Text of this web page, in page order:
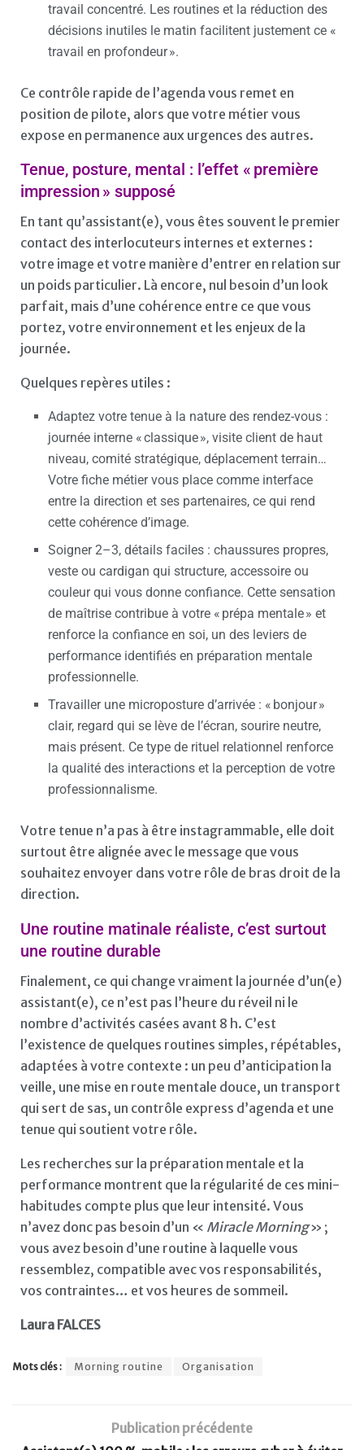
travail concentré. Les routines et la réduction des
décisions inutiles le matin facilitent justement ce «
travail en profondeur ».
Ce contrôle rapide de l’agenda vous remet en
position de pilote, alors que votre métier vous
expose en permanence aux urgences des autres.
Tenue, posture, mental : l’effet « première
impression » supposé
En tant qu’assistant(e), vous êtes souvent le premier
contact des interlocuteurs internes et externes :
votre image et votre manière d’entrer en relation sur
un poids particulier. Là encore, nul besoin d’un look
parfait, mais d’une cohérence entre ce que vous
portez, votre environnement et les enjeux de la
journée.
Quelques repères utiles :
Adaptez votre tenue à la nature des rendez-vous :
journée interne « classique », visite client de haut
niveau, comité stratégique, déplacement terrain…
Votre fiche métier vous place comme interface
entre la direction et ses partenaires, ce qui rend
cette cohérence d’image.
Soigner 2–3, détails faciles : chaussures propres,
veste ou cardigan qui structure, accessoire ou
couleur qui vous donne confiance. Cette sensation
de maîtrise contribue à votre « prépa mentale » et
renforce la confiance en soi, un des leviers de
performance identifiés en préparation mentale
professionnelle.
Travailler une microposture d’arrivée : « bonjour »
clair, regard qui se lève de l’écran, sourire neutre,
mais présent. Ce type de rituel relationnel renforce
la qualité des interactions et la perception de votre
professionnalisme.
Votre tenue n’a pas à être instagrammable, elle doit
surtout être alignée avec le message que vous
souhaitez envoyer dans votre rôle de bras droit de la
direction.
Une routine matinale réaliste, c’est surtout
une routine durable
Finalement, ce qui change vraiment la journée d’un(e)
assistant(e), ce n’est pas l’heure du réveil ni le
nombre d’activités casées avant 8 h. C’est
l’existence de quelques routines simples, répétables,
adaptées à votre contexte : un peu d’anticipation la
veille, une mise en route mentale douce, un transport
qui sert de sas, un contrôle express d’agenda et une
tenue qui soutient votre rôle.
Les recherches sur la préparation mentale et la
performance montrent que la régularité de ces mini-
habitudes compte plus que leur intensité. Vous
n’avez donc pas besoin d’un « Miracle Morning» ;
vous avez besoin d’une routine à laquelle vous
ressemblez, compatible avec vos responsabilités,
vos contraintes… et vos heures de sommeil.
Laura FALCES
Mots clés : Morning routine Organisation
Publication précédente